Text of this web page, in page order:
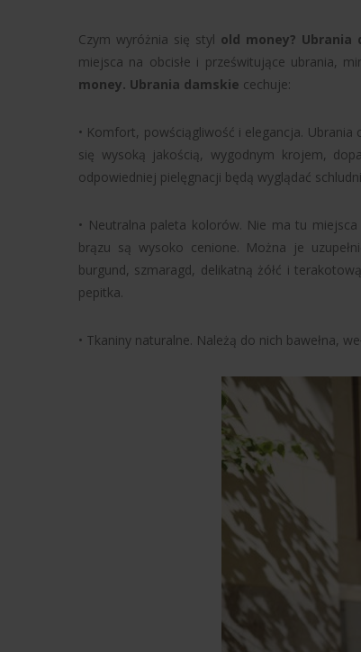
Czym wyróżnia się styl old money? Ubrania
miejsca na obcisłe i prześwitujące ubrania,
money. Ubrania damskie cechuje:
• Komfort, powściągliwość i elegancja.
się wysoką jakością, wygodnym krojem,
odpowiedniej pielęgnacji będą wyglądać
• Neutralna paleta kolorów. Nie ma tu
brązu są wysoko cenione. Można je
burgund, szmaragd, delikatną żółć i
pepitka.
• Tkaniny naturalne. Należą do nich bawełna,